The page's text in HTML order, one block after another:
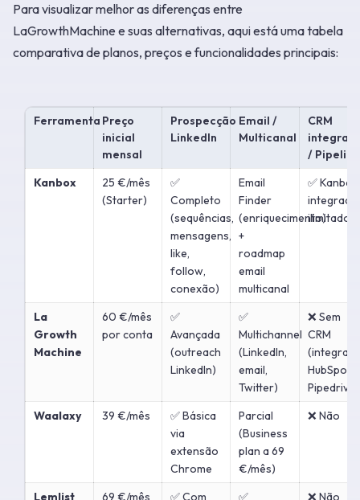
Para visualizar melhor as diferenças entre
LaGrowthMachine e suas alternativas, aqui está uma tabela
comparativa de planos, preços e funcionalidades principais:
Ferramenta Preço
inicial
mensal
Prospecção
LinkedIn
Email /
Multicanal
CRM
/ Pipeline
Kanbox
25 €/mês
(Starter)
✅
Completo
(sequências,
mensagens,
like,
follow,
conexão)
Email
Finder
(enriquecimento)
+
roadmap
email
multicanal
✅ Kanban
integrado
ilimitado
La
Growth
Machine
60 €/mês
por conta
✅
Avançada
(outreach
LinkedIn)
✅
Multichannel
(LinkedIn,
email,
Twitter)
❌ Sem
CRM
HubSpot,
Pipedrive)
Waalaxy
39 €/mês
✅ Básica
via
extensão
Chrome
Parcial
(Business
plan a 69
€/mês)
❌ Não
Lemlist 69 €/mês ✅ Com ✅ ❌ Não